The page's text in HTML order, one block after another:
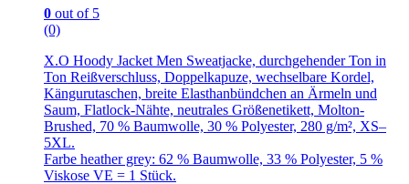
0 out of 5
(0)
X.O Hoody Jacket Men Sweatjacke, durchgehender Ton in
Ton Reißverschluss, Doppelkapuze, wechselbare Kordel,
Kängurutaschen, breite Elasthanbündchen an Ärmeln und
Saum, Flatlock-Nähte, neutrales Größenetikett, Molton-
Brushed, 70 % Baumwolle, 30 % Polyester, 280 g/m², XS–
5XL.
Farbe heather grey: 62 % Baumwolle, 33 % Polyester, 5 %
Viskose VE = 1 Stück.